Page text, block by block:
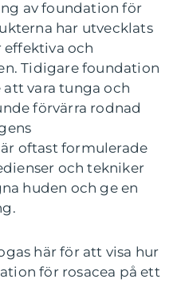
av foundation för
har utvecklats
och
Tidigare foundation
vara tunga och
förvärra rodnad
oftast formulerade
och tekniker
huden och ge en
här för att visa hur
för rosacea på ett